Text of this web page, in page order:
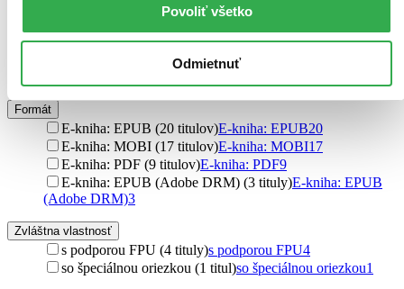
Povoliť všetko
Odmietnuť
brožovaná väzba (18 titulov)brožovaná väzba18
pevná väzba s prebalom (17 titulov)
Formát
E-kniha: EPUB (20 titulov)E-kniha: EPUB20
E-kniha: MOBI (17 titulov)E-kniha: MOBI17
E-kniha: PDF (9 titulov)E-kniha: PDF9
E-kniha: EPUB (Adobe DRM) (3 tituly)E-kniha: EPUB
(Adobe DRM)3
Zvláštna vlastnosť
s podporou FPU (4 tituly)s podporou FPU4
so špeciálnou oriezkou (1 titul)so špeciálnou oriezkou1